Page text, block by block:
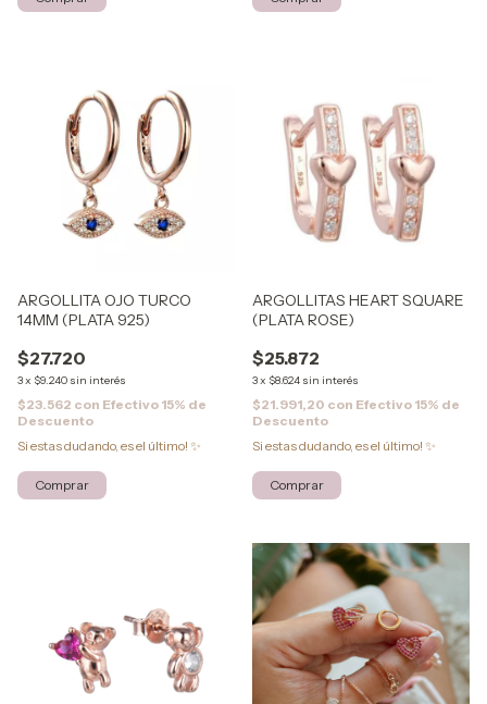
ARGOLLITA OJO TURCO
14MM (PLATA 925)
$27.720
3x $9.240 sin interés
$23.562 con Efectivo 15% de
Descuento
Si estas dudando, es el último! ✨
ARGOLLITAS HEART SQUARE
(PLATA ROSE)
$25.872
3x $8.624 sin interés
$21.991,20 con Efectivo 15% de
Descuento
Si estas dudando, es el último! ✨